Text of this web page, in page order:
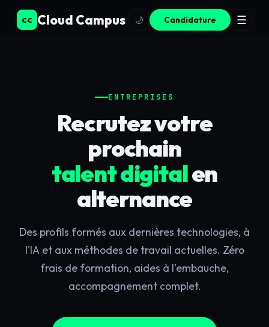
CC Cloud Campus 🌙 Candidature ☰
ENTREPRISES
Recrutez votre
prochain
talent digitalen
alternance
Des profils formés aux dernières technologies, à
l'IA et aux méthodes de travail actuelles. Zéro
frais de formation, aides à l'embauche,
accompagnement complet.